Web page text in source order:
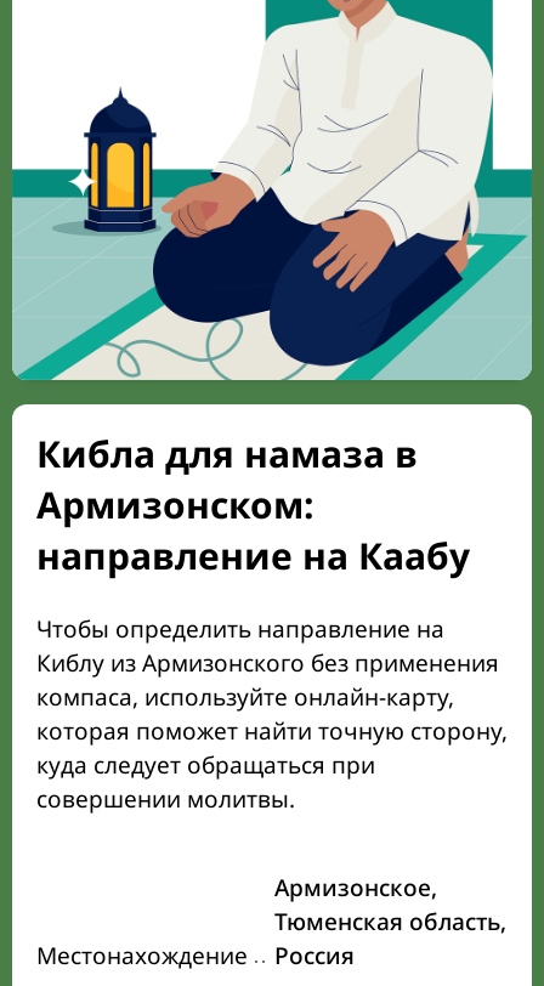
Кибла для намаза в
Армизонском:
направление на Каабу
Чтобы определить направление на
Киблу из Армизонского без применения
компаса, используйте онлайн-карту,
которая поможет найти точную сторону,
куда следует обращаться при
совершении молитвы.
Местонахождение
Армизонское,
Тюменская область,
Россия